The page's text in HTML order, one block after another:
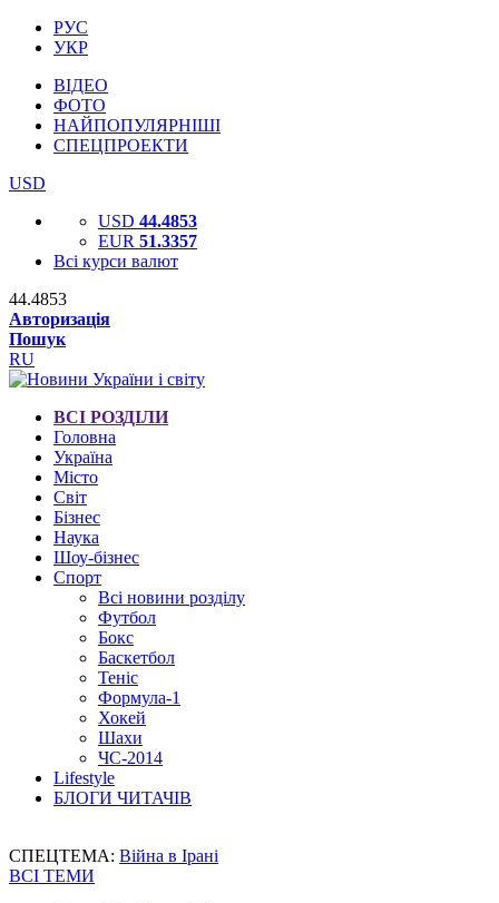
РУС
УКР
ВІДЕО
ФОТО
НАЙПОПУЛЯРНІШІ
СПЕЦПРОЕКТИ
USD
USD 44.4853
EUR 51.3357
Всі курси валют
44.4853
Авторизація
Пошук
RU
ВСІ РОЗДІЛИ
Головна
Україна
Місто
Світ
Бізнес
Наука
Шоу-бізнес
Спорт
Всі новини розділу
Футбол
Бокс
Баскетбол
Теніс
Формула-1
Хокей
Шахи
ЧС-2014
Lifestyle
БЛОГИ ЧИТАЧІВ
СПЕЦТЕМА: Війна в Ірані
ВСІ ТЕМИ